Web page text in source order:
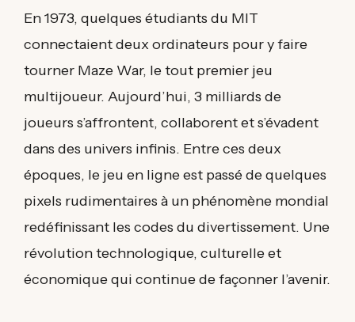
En 1973, quelques étudiants du MIT
connectaient deux ordinateurs pour y faire
tourner Maze War, le tout premier jeu
multijoueur. Aujourd’hui, 3 milliards de
joueurs s’affrontent, collaborent et s’évadent
dans des univers infinis. Entre ces deux
époques, le jeu en ligne est passé de quelques
pixels rudimentaires à un phénomène mondial
redéfinissant les codes du divertissement. Une
révolution technologique, culturelle et
économique qui continue de façonner l’avenir.